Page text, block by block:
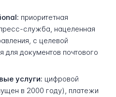
приоритетная
служба, нацеленная
с целевой
для документов почтового
услуги: цифровой
в 2000 году), платежи